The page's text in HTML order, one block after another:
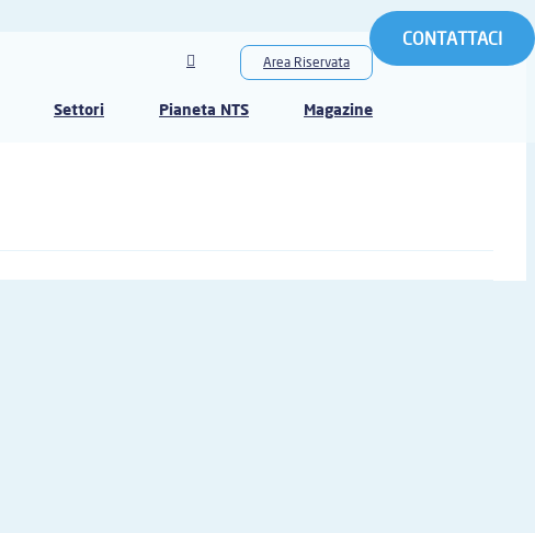
CONTATTACI
Area Riservata
Settori Pianeta NTS Magazine